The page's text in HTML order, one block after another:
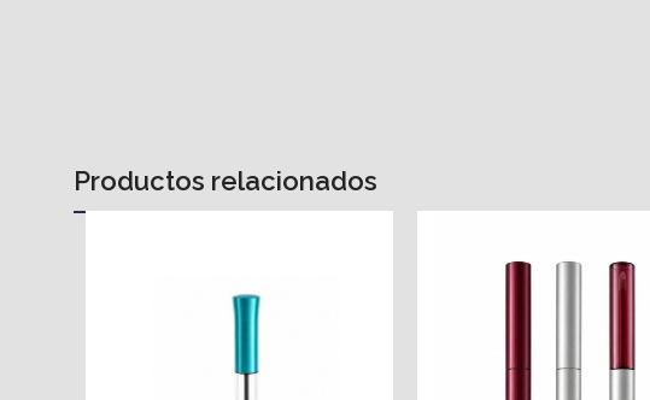
Productos relacionados